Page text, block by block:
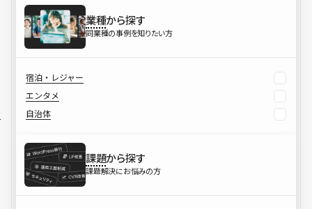
業種から探す
同業種の事例を知りたい方
宿泊・レジャー
エンタメ
自治体
課題から探す
課題解決にお悩みの方